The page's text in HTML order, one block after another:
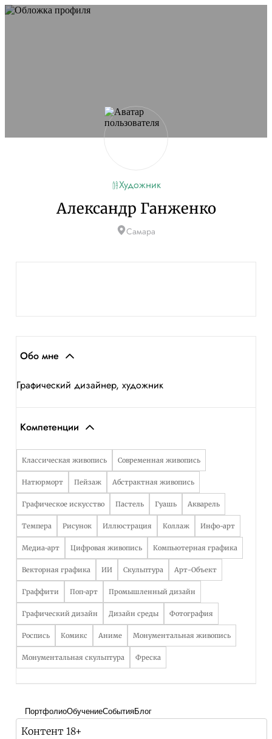
Художник
Александр Ганженко
Самара
Обо мне
Графический дизайнер, художник
Компетенции
Классическая живопись Современная живопись
Натюрморт Пейзаж Абстрактная живопись
Графическое искусство Пастель Гуашь Акварель
Темпера Рисунок Иллюстрация Коллаж Инфо-арт
Медиа-арт Цифровая живопись Компьютерная графика
Векторная графика ИИ Скульптура Арт-Объект
Граффити Поп-арт Промышленный дизайн
Графический дизайн Дизайн среды Фотография
Роспись Комикс Аниме Монументальная живопись
Монументальная скульптура Фреска
ПортфолиоОбучениеСобытияБлог
Контент 18+